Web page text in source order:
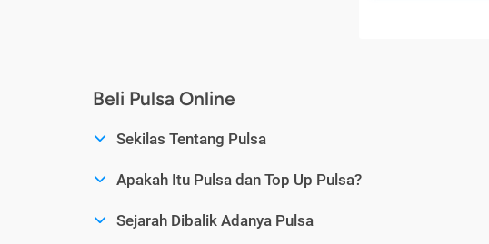
Beli Pulsa Online
Sekilas Tentang Pulsa
Apakah Itu Pulsa dan Top Up Pulsa?
Sejarah Dibalik Adanya Pulsa